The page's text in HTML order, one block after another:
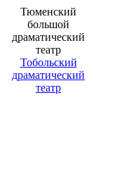
Тюменский
большой
драматический
театр
Тобольский
драматический
театр